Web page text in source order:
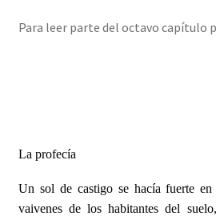
Para leer parte del octavo capítulo
La profecía
Un sol de castigo se hacía fuerte
vaivenes de los habitantes del